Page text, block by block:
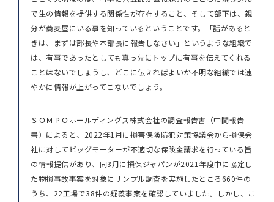
で生の情報を提供する関係性が存在すること、そして部下は、親
分が蕎麦屋にいる事を知っているということです。「話があると
きは、まずは部長や本部長に報告しなさい」というような組織で
は、有事であったとしても真っ先にトップに有事を伝えてくれる
ことはないでしょうし、どこに伝えればよいか不明な組織では速
やかに情報が上がってこないでしょう。
ＳＯＭＰＯホールディングス株式会社の調査報告書（中間報告
書）によると、2022年1月に損害保険防犯対策協議会から損保会
社に対してビッグモーターが不適切な保険金請求を行っている旨
の情報提供があり、同3月に損保ジャパンが2021年度中に協定し
た物損事故事案を対象にサンプル調査を実施したところ660件の
うち、22工場で38件の疑義事案を確認していました。しかし、こ